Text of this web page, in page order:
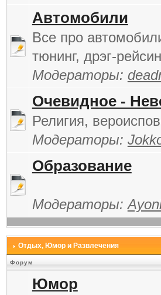
Автомобили
Все про
тюнинг, дрэг-
Модераторы:
Очевидное -
Религия,
Модераторы:
Образование
Модераторы:
Отдых, Юмор и Развлечения
Форум
Юмор